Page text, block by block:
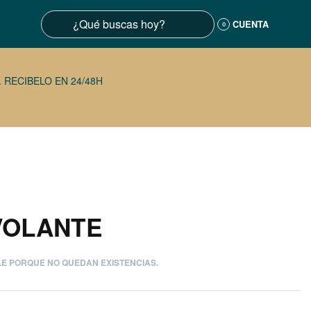
0 CUENTA
EN 24/48H
PORQUE NO QUEDAN EXISTENCIAS.